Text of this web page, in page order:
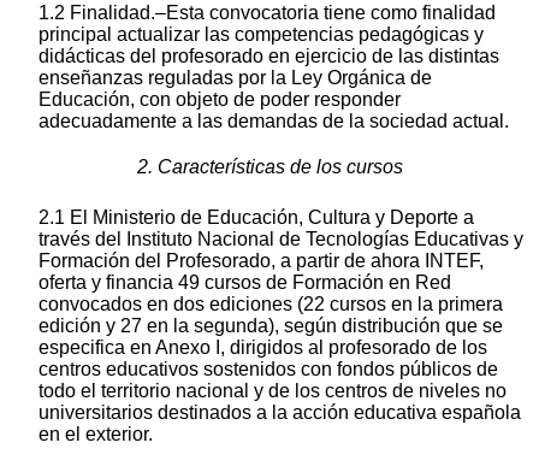
1.2 Finalidad.–Esta convocatoria tiene como finalidad
principal actualizar las competencias pedagógicas y
didácticas del profesorado en ejercicio de las distintas
enseñanzas reguladas por la Ley Orgánica de
Educación, con objeto de poder responder
adecuadamente a las demandas de la sociedad actual.
2. Características de los cursos
2.1 El Ministerio de Educación, Cultura y Deporte a
través del Instituto Nacional de Tecnologías Educativas y
Formación del Profesorado, a partir de ahora INTEF,
oferta y financia 49 cursos de Formación en Red
convocados en dos ediciones (22 cursos en la primera
edición y 27 en la segunda), según distribución que se
especifica en Anexo I, dirigidos al profesorado de los
centros educativos sostenidos con fondos públicos de
todo el territorio nacional y de los centros de niveles no
universitarios destinados a la acción educativa española
en el exterior.